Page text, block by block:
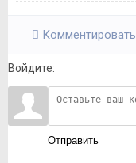
Комментировать
Войдите:
Отправить